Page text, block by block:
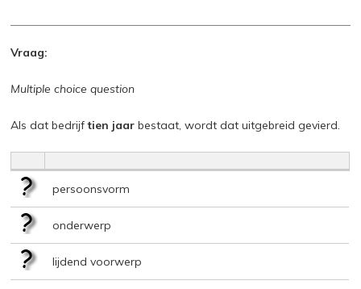
Vraag:
Multiple choice question
Als dat bedrijftien jaar bestaat, wordt dat uitgebreid gevierd.
persoonsvorm
onderwerp
lijdend voorwerp